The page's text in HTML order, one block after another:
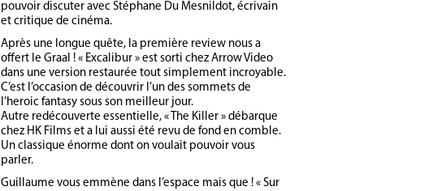
pouvoir discuter avec Stéphane Du Mesnildot, écrivain
et critique de cinéma.
Après une longue quête, la première review nous a
offert le Graal ! « Excalibur » est sorti chez Arrow Video
dans une version restaurée tout simplement incroyable.
C’est l’occasion de découvrir l’un des sommets de
l’heroic fantasy sous son meilleur jour.
Autre redécouverte essentielle, « The Killer » débarque
chez HK Films et a lui aussi été revu de fond en comble.
Un classique énorme dont on voulait pouvoir vous
parler.
Guillaume vous emmène dans l’espace mais que ! « Sur